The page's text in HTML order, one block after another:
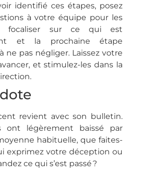
identifié ces étapes, posez
à votre équipe pour les
focaliser sur ce qui est
et la prochaine étape
ne pas négliger. Laissez votre
et stimulez-les dans la
revient avec son bulletin.
ont légèrement baissé par
habituelle, que faites-
exprimez votre déception ou
ce qui s’est passé ?